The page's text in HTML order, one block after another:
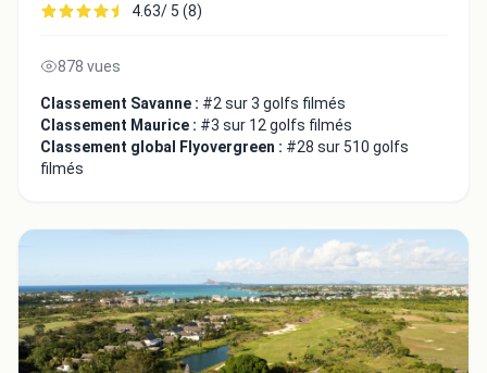
4.63/ 5 (8)
878 vues
Classement Savanne : #2 sur 3 golfs filmés
Classement Maurice : #3 sur 12 golfs filmés
Classement global Flyovergreen : #28 sur 510 golfs
filmés